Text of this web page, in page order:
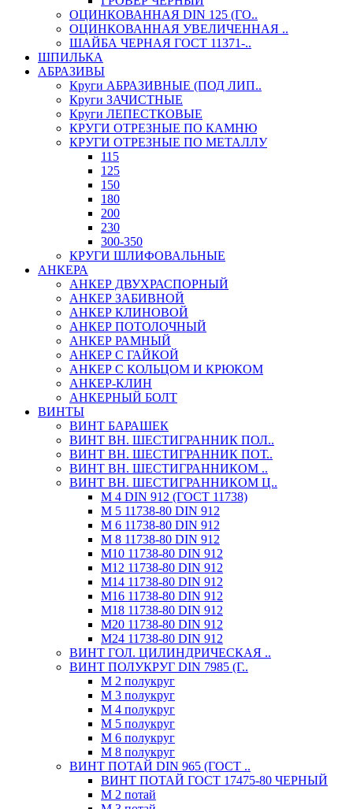
ОЦИНКОВАННАЯ DIN 125 (ГО..
ОЦИНКОВАННАЯ УВЕЛИЧЕННАЯ ..
ШАЙБА ЧЕРНАЯ ГОСТ 11371-..
ШПИЛЬКА
АБРАЗИВЫ
Круги АБРАЗИВНЫЕ (ПОД ЛИП..
Круги ЗАЧИСТНЫЕ
Круги ЛЕПЕСТКОВЫЕ
КРУГИ ОТРЕЗНЫЕ ПО КАМНЮ
КРУГИ ОТРЕЗНЫЕ ПО МЕТАЛЛУ
115
125
150
180
200
230
300-350
КРУГИ ШЛИФОВАЛЬНЫЕ
АНКЕРА
АНКЕР ДВУХРАСПОРНЫЙ
АНКЕР ЗАБИВНОЙ
АНКЕР КЛИНОВОЙ
АНКЕР ПОТОЛОЧНЫЙ
АНКЕР РАМНЫЙ
АНКЕР С ГАЙКОЙ
АНКЕР С КОЛЬЦОМ И КРЮКОМ
АНКЕР-КЛИН
АНКЕРНЫЙ БОЛТ
ВИНТЫ
ВИНТ БАРАШЕК
ВИНТ ВН. ШЕСТИГРАННИК ПОЛ..
ВИНТ ВН. ШЕСТИГРАННИК ПОТ..
ВИНТ ВН. ШЕСТИГРАННИКОМ ..
ВИНТ ВН. ШЕСТИГРАННИКОМ Ц..
М 4 DIN 912 (ГОСТ 11738)
М 5 11738-80 DIN 912
М 6 11738-80 DIN 912
М 8 11738-80 DIN 912
М10 11738-80 DIN 912
М12 11738-80 DIN 912
М14 11738-80 DIN 912
М16 11738-80 DIN 912
М18 11738-80 DIN 912
М20 11738-80 DIN 912
М24 11738-80 DIN 912
ВИНТ ГОЛ. ЦИЛИНДРИЧЕСКАЯ ..
ВИНТ ПОЛУКРУГ DIN 7985 (Г..
М 2 полукруг
М 3 полукруг
М 4 полукруг
М 5 полукруг
М 6 полукруг
М 8 полукруг
ВИНТ ПОТАЙ DIN 965 (ГОСТ ..
ВИНТ ПОТАЙ ГОСТ 17475-80 ЧЕРНЫЙ
М 2 потай